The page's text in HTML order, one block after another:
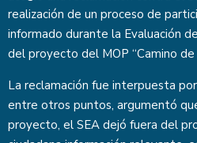
realización de un proceso de
informado durante la Evaluación
del proyecto del MOP “Camino de
La reclamación fue interpuesta
entre otros puntos, argumentó
proyecto, el SEA dejó fuera del